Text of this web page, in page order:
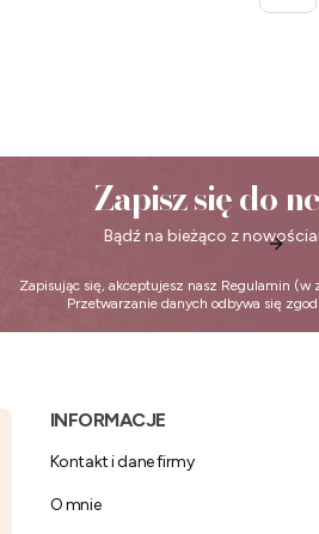
Zapisz się do
Bądź na bieżąco z
Zapisując się, akceptujesz nasz Regulamin (w
Przetwarzanie danych odbywa się
Linki w stopce
INFORMACJE
Kontakt i dane firmy
O mnie